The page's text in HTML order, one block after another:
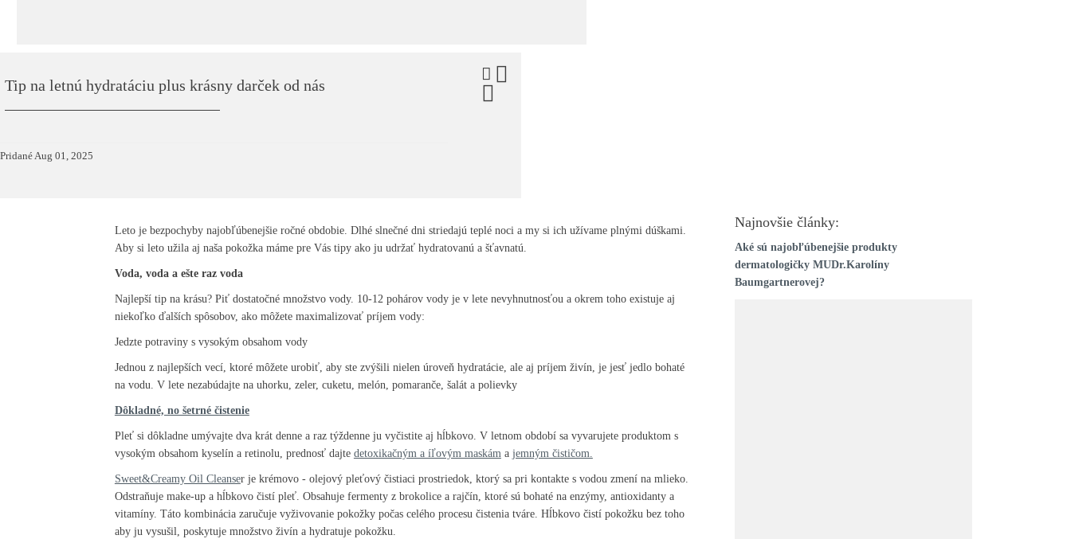
Tip na letnú hydratáciu plus krásny darček od nás
Pridané Aug 01, 2025
Leto je bezpochyby najobľúbenejšie ročné obdobie. Dlhé slnečné dni striedajú teplé noci a my si ich užívame plnými dúškami.
Aby si leto užila aj naša pokožka máme pre Vás tipy ako ju udržať hydratovanú a šťavnatú.
Voda, voda a ešte raz voda
Najlepší tip na krásu? Piť dostatočné množstvo vody. 10-12 pohárov vody je v lete nevyhnutnosťou a okrem toho existuje aj
niekoľko ďalších spôsobov, ako môžete maximalizovať príjem vody:
Jedzte potraviny s vysokým obsahom vody
Jednou z najlepších vecí, ktoré môžete urobiť, aby ste zvýšili nielen úroveň hydratácie, ale aj príjem živín, je jesť jedlo bohaté
na vodu. V lete nezabúdajte na uhorku, zeler, cuketu, melón, pomaranče, šalát a polievky
Dôkladné, no šetrné čistenie
Pleť si dôkladne umývajte dva krát denne a raz týždenne ju vyčistite aj hĺbkovo. V letnom období sa vyvarujete produktom s
vysokým obsahom kyselín a retinolu, prednosť dajte detoxikačným a íľovým maskám a jemným čističom.
Sweet&Creamy Oil Cleanser je krémovo - olejový pleťový čistiaci prostriedok, ktorý sa pri kontakte s vodou zmení na mlieko.
Odstraňuje make-up a hĺbkovo čistí pleť. Obsahuje fermenty z brokolice a rajčín, ktoré sú bohaté na enzýmy, antioxidanty a
vitamíny. Táto kombinácia zaručuje vyživovanie pokožky počas celého procesu čistenia tváre. Hĺbkovo čistí pokožku bez toho
aby ju vysušil, poskytuje množstvo živín a hydratuje pokožku.
Najnovšie články:
Aké sú najobľúbenejšie produkty
dermatologičky MUDr.Karolíny
Baumgartnerovej?